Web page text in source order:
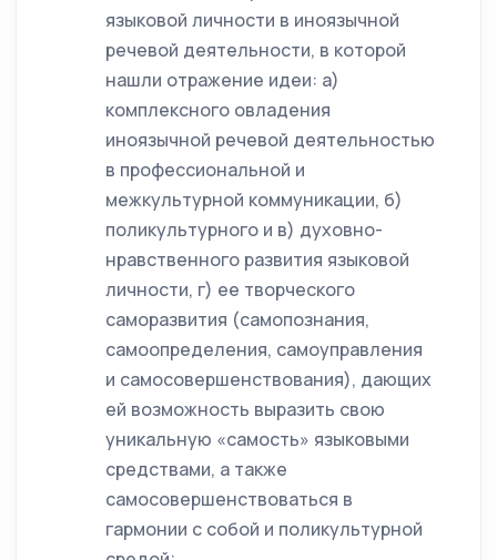
языковой личности в иноязычной
речевой деятельности, в которой
нашли отражение идеи: а)
комплексного овладения
иноязычной речевой деятельностью
в профессиональной и
межкультурной коммуникации, б)
поликультурного и в) духовно-
нравственного развития языковой
личности, г) ее творческого
саморазвития (самопознания,
самоопределения, самоуправления
и самосовершенствования), дающих
ей возможность выразить свою
уникальную «самость» языковыми
средствами, а также
самосовершенствоваться в
гармонии с собой и поликультурной